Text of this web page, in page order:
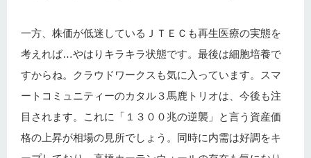
一方、株価が低迷しているＪＴＥＣも再生医療の実態を
考えれば…やはりキラキラ状態です。最後は細胞培養で
すからね。クラウドワークスも気に入っています。スマ
ートコミュニティーのカタル３馬鹿トリオは、今後も注
目されます。これに「１３００兆の逆襲」と言う資産価
格の上昇が相場の見所でしょう。同時に内需は好調をキ